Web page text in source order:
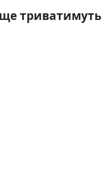
триватимуть